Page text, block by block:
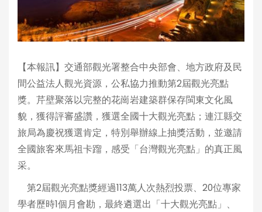
【本報訊】交通部觀光署整合中央部會、地方政府及民
間公益法人觀光資源，公私協力推動第2屆觀光亮點
獎。芹壁聚落以完整的花崗岩建築群保存閩東文化風
貌，獲得評審盛讚，獲選全國十大觀光亮點；連江縣交
旅局為慶祝獲選肯定，特別舉辦線上抽獎活動，並邀請
全國旅客來馬祖卡蹓，感受「台灣觀光亮點」的真正風
采。
第2屆觀光亮點獎經過113萬人次熱烈投票、20位專家
學者歷時1個月會勘，最終遴選出「十大觀光亮點」、